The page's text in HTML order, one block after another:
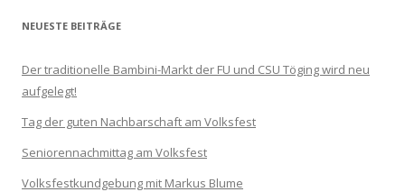
NEUESTE BEITRÄGE
Der traditionelle Bambini-Markt der FU und CSU Töging wird neu
aufgelegt!
Tag der guten Nachbarschaft am Volksfest
Seniorennachmittag am Volksfest
Volksfestkundgebung mit Markus Blume